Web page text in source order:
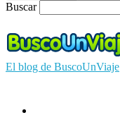
Buscar
El blog de BuscoUnViaje